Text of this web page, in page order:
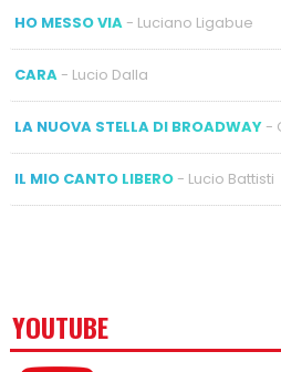
HO MESSO VIA- Luciano Ligabue
CARA- Lucio Dalla
LA NUOVA STELLA DI BROADWAY-
IL MIO CANTO LIBERO- Lucio Battisti
YOUTUBE